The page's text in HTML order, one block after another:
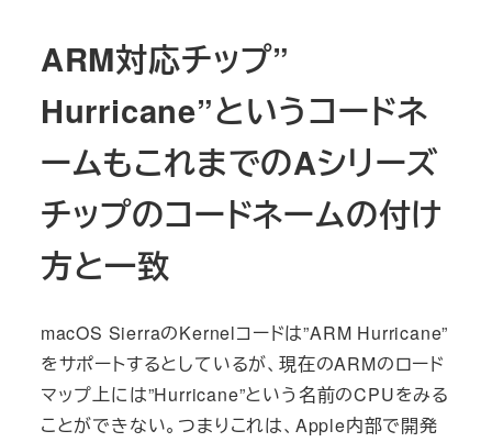
ARM対応チップ”
Hurricane”というコードネ
ームもこれまでのAシリーズ
チップのコードネームの付け
方と一致
macOS SierraのKernelコードは”ARM Hurricane”
をサポートするとしているが、現在のARMのロード
マップ上には”Hurricane”という名前のCPUをみる
ことができない。つまりこれは、Apple内部で開発